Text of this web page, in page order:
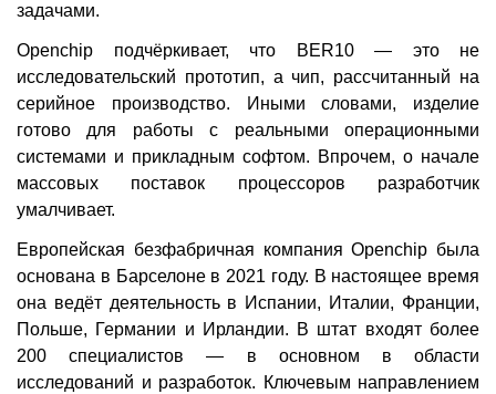
задачами.
Openchip подчёркивает, что BER10 — это не
исследовательский прототип, а чип, рассчитанный на
серийное производство. Иными словами, изделие
готово для работы с реальными операционными
системами и прикладным софтом. Впрочем, о начале
массовых поставок процессоров разработчик
умалчивает.
Европейская безфабричная компания Openchip была
основана в Барселоне в 2021 году. В настоящее время
она ведёт деятельность в Испании, Италии, Франции,
Польше, Германии и Ирландии. В штат входят более
200 специалистов — в основном в области
исследований и разработок. Ключевым направлением